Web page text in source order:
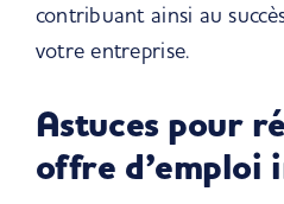
contribuant ainsi au
votre entreprise.
Astuces pour
offre d’emploi